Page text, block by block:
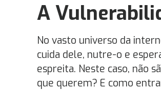
A
No vasto universo da
cuida dele, nutre-o e
espreita. Neste caso, não
que querem? E como